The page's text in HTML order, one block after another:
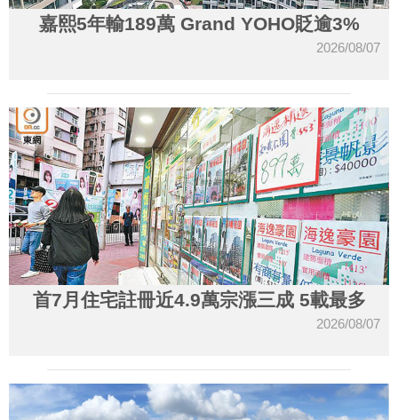
嘉熙5年輸189萬 Grand YOHO貶逾3%
2026/08/07
首7月住宅註冊近4.9萬宗漲三成 5載最多
2026/08/07